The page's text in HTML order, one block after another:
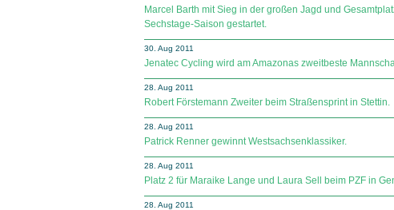
Marcel Barth mit Sieg in der großen Jagd und
Sechstage-Saison gestartet.
30. Aug 2011
Jenatec Cycling wird am Amazonas zweitbeste
28. Aug 2011
Robert Förstemann Zweiter beim Straßensprint in Stettin.
28. Aug 2011
Patrick Renner gewinnt Westsachsenklassiker.
28. Aug 2011
Platz 2 für Maraike Lange und Laura Sell beim PZF in
28. Aug 2011